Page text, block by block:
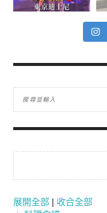
展開全部 | 收合全部